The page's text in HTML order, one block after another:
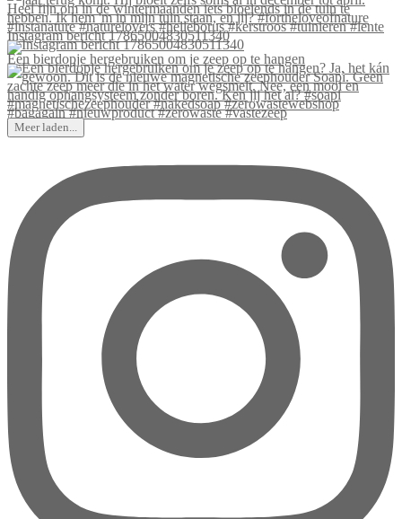
Instagram bericht 17865004830511340
Een bierdopje hergebruiken om je zeep op te hangen
Meer laden...